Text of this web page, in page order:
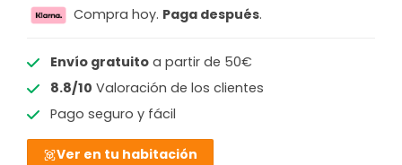
Compra hoy. Paga después.
Envío gratuitoa partir de 50€
8.8/10 Valoración de los clientes
Pago seguro y fácil
Ver en tu habitación